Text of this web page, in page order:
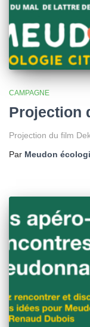
CAMPAGNE
Projection
Projection du film
Par Meudon